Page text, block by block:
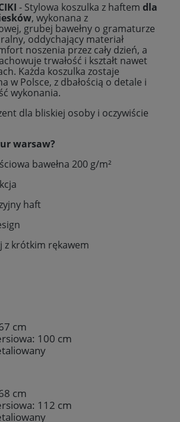
- Stylowa koszulka z haftem dla
, wykonana z
grubej bawełny o gramaturze
oddychający materiał
noszenia przez cały dzień, a
trwałość i kształt nawet
Każda koszulka zostaje
w Polsce, z dbałością o detale i
wykonania.
dla bliskiej osoby i oczywiście
warsaw?
bawełna 200 g/m²
haft
z krótkim rękawem
cm
100 cm
cm
112 cm